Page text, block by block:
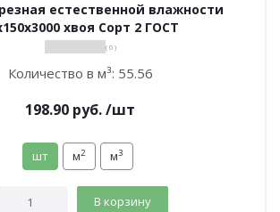
естественной влажности
хвоя Сорт 2 ГОСТ
( 0 )
Количество в м³: 55.56
198.90 руб./шт
шт м2 м3
В корзину